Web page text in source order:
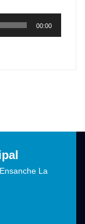
00:00
La